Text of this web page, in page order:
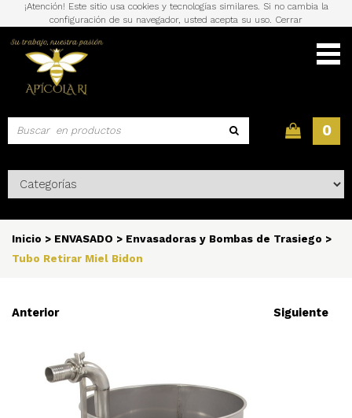
¡Atención! Este sitio usa cookies y tecnologías similares. Si no cambia la
configuración de su navegador, usted acepta su uso. Cerrar
0
Inicio > ENVASADO > Envasadoras y Bombas de Trasiego >
Tubo Retirar Miel Bidon
Anterior Siguiente